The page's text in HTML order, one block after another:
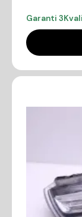
Garanti 3